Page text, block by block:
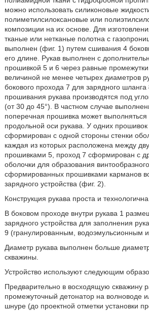
можно использовать силиконовые
полиметилсилоксановые или
композиции на их основе. Для
тканые или нетканые полотна с
выполнен (фиг. 1) путем сшивания 4
его длине. Рукав выполнен с
прошивкой 5 и 6 через равные
величиной не менее четырех диаметров
бокового прохода 7 для зарядного
прошивания рукава производятся под
(от 30 до 45°). В частном случае
поперечная прошивка может
продольной оси рукава. У одних
сформирован с одной стороны стенки
каждая из которых расположена между
прошивками 5, проход 7 сформирован с
оболочки для образования
сформированных прошивками карманов
зарядного устройства (фиг. 2).
Конструкция рукава проста и технологична.
В боковом проходе внутри рукава 1
зарядного устройства для заполнения
9 (гранулированным, водоэмульсионным
Диаметр рукава выполнен больше
скважины.
Устройство используют следующим
Предварительно в восходящую скважину
промежуточный детонатор на волноводе
шнуре (до проектной отметки установки